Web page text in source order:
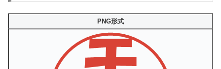
PNG形式